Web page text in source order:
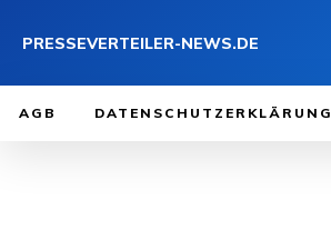
PRESSEVERTEILER-NEWS.DE
AGB DATENSCHUTZERKLÄRUNG